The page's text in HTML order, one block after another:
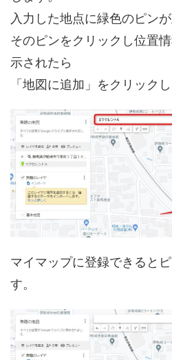
入力した地点に緑色のピンが
そのピンをクリックし位置
示されたら
「地図に追加」をクリックし
マイマップに登録できると
す。